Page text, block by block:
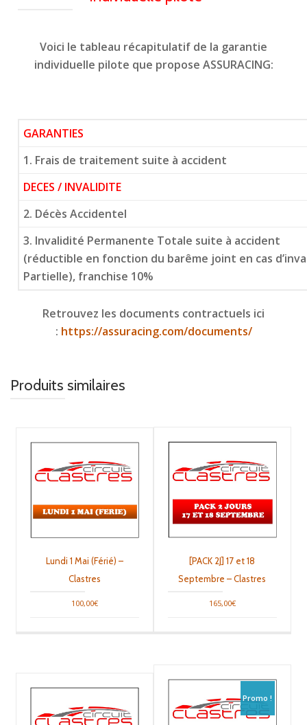
Voici le tableau récapitulatif de la garantie
individuelle pilote que propose ASSURACING:
GARANTIES
1. Frais de traitement suite à accident
DECES / INVALIDITE
2. Décès Accidentel
3. Invalidité Permanente Totale suite à accident
(réductible en fonction du barême joint en cas
Partielle), franchise 10%
Retrouvez les documents contractuels ici
: https://assuracing.com/documents/
Produits similaires
Lundi 1 Mai (Férié) –
Clastres
100,00€
[PACK 2J] 17 et 18
Septembre – Clastres
165,00€
Promo !